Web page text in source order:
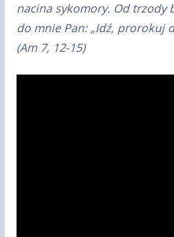
nacina sykomory. Od trzody
do mnie Pan: „Idź, prorokuj
(Am 7, 12-15)